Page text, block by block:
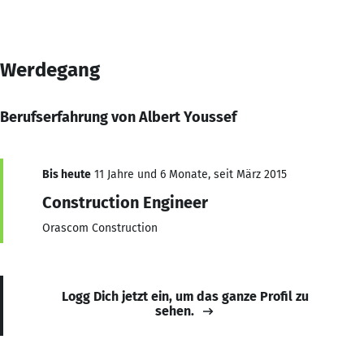
Werdegang
Berufserfahrung von Albert Youssef
Bis heute 11 Jahre und 6 Monate, seit März 2015
Construction Engineer
Orascom Construction
Logg Dich jetzt ein, um das ganze Profil zu
sehen.